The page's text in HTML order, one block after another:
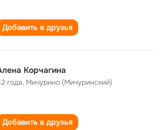
Добавить в друзья
Корчагина
года, Мичурино (Мичуринский)
Добавить в друзья